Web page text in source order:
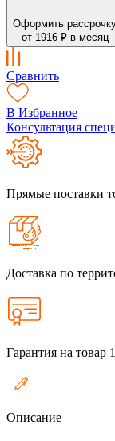
Оформить
от 1916 ₽ в месяц
Сравнить
В Избранное
Консультация
Прямые поставки
Доставка по
Гарантия на товар
Описание